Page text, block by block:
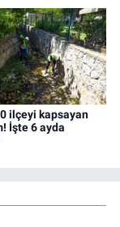
ilçeyi kapsayan
İşte 6 ayda